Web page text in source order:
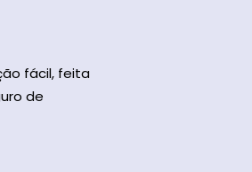
fácil, feita
de